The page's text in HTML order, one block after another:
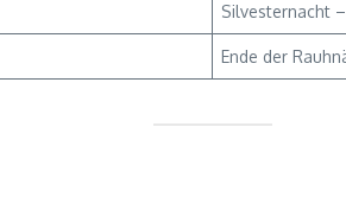
Silvesternacht
Ende der